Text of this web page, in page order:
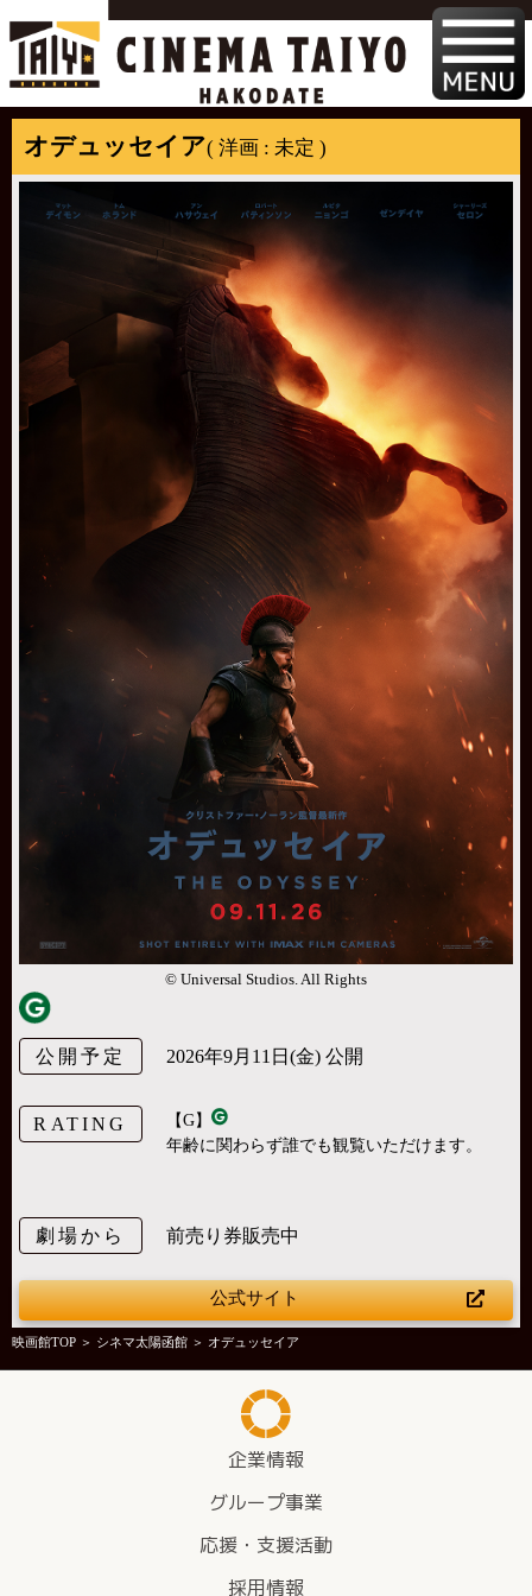
オデュッセイア( 洋画 : 未定 )
© Universal Studios. All Rights
公開予定 2026年9月11日(金) 公開
RATING
【G】
年齢に関わらず誰でも観覧いただけます。
劇場から 前売り券販売中
公式サイト
映画館TOP ＞ シネマ太陽函館 ＞ オデュッセイア
企業情報
グループ事業
応援・支援活動
採用情報